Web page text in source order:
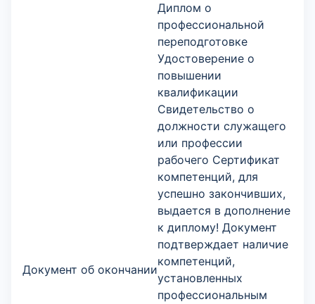
Документ об окончании
Диплом о
профессиональной
переподготовке
Удостоверение о
повышении
квалификации
Свидетельство о
должности служащего
или профессии
рабочего Сертификат
компетенций, для
успешно закончивших,
выдается в дополнение
к диплому! Документ
подтверждает наличие
компетенций,
установленных
профессиональным